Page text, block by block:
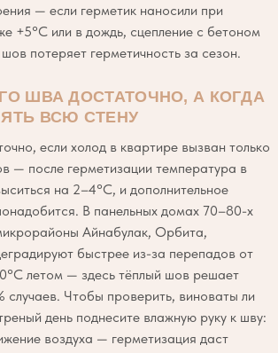
— если герметик наносили при
+5°C или в дождь, сцепление с бетоном
потеряет герметичность за сезон.
ШВА ДОСТАТОЧНО, А КОГДА
ВСЮ СТЕНУ
если холод в квартире вызван только
— после герметизации температура в
на 2–4°C, и дополнительное
В панельных домах 70–80-х
Айнабулак, Орбита,
быстрее из-за перепадов от
летом — здесь тёплый шов решает
случаев. Чтобы проверить, виноваты ли
день поднесите влажную руку к шву:
воздуха — герметизация даст